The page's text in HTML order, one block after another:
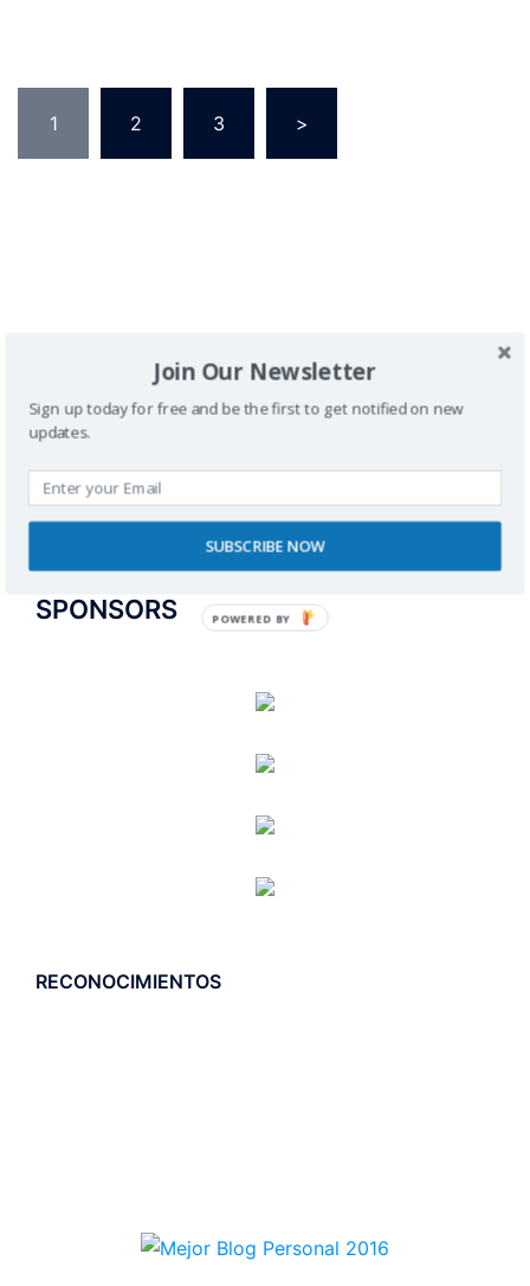
1 2 3 >
SPONSORS
RECONOCIMIENTOS
Join Our Newsletter
Sign up today for free and be the first to get notified on new
updates.
SUBSCRIBE NOW
POWERED BY